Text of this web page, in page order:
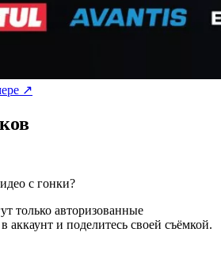
↗
с гонки?
только авторизованные
аккаунт и поделитесь своей съёмкой.